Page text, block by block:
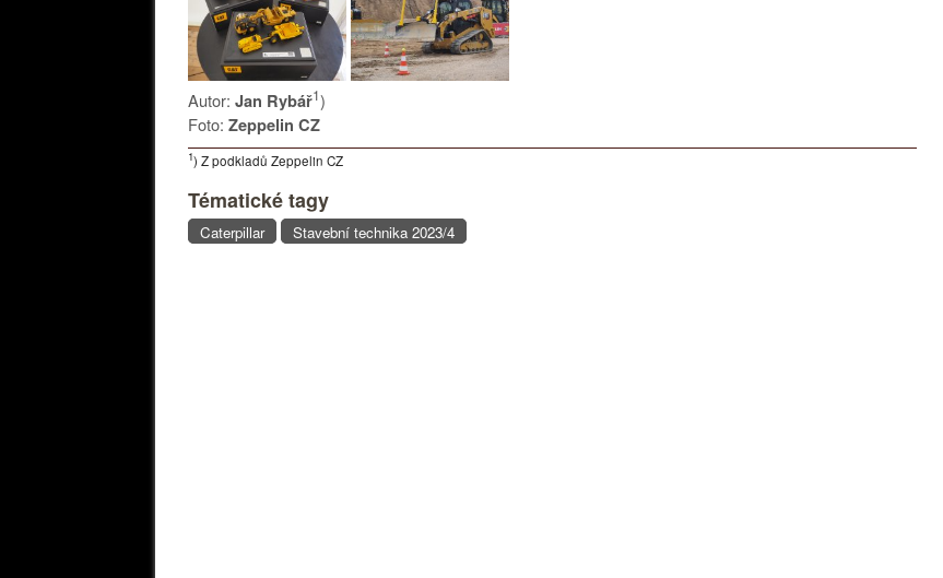
Autor: Jan Rybář1)
Foto: Zeppelin CZ
1) Z podkladů Zeppelin CZ
Tématické tagy
Caterpillar Stavební technika 2023/4